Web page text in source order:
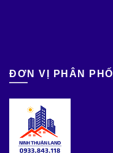
ĐƠN VỊ PHÂN PHỐI